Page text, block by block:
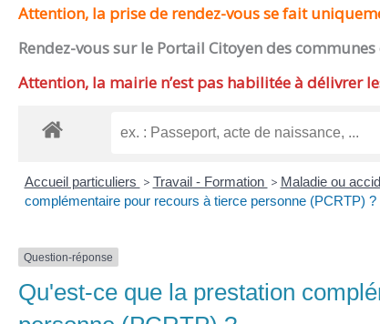
Attention, la prise de rendez-vous se fait
Rendez-vous sur le Portail Citoyen des communes
Attention, la mairie n’est pas habilitée à délivrer
Accueil particuliers > Travail - Formation > Maladie ou
complémentaire pour recours à tierce personne (PCRTP) ?
Question-réponse
Qu'est-ce que la prestation